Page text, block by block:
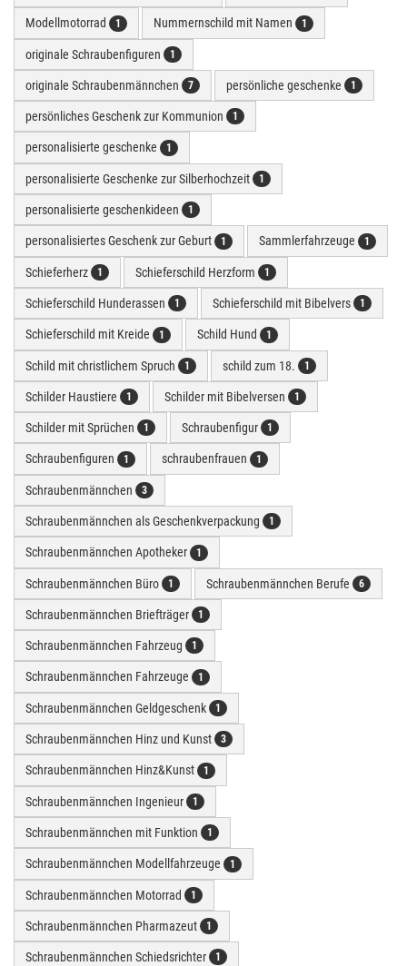
Modellmotorrad 1 Nummernschild mit Namen 1
originale Schraubenfiguren 1
originale Schraubenmännchen 7 persönliche geschenke 1
persönliches Geschenk zur Kommunion 1
personalisierte geschenke 1
personalisierte Geschenke zur Silberhochzeit 1
personalisierte geschenkideen 1
personalisiertes Geschenk zur Geburt 1 Sammlerfahrzeuge 1
Schieferherz 1 Schieferschild Herzform 1
Schieferschild Hunderassen 1 Schieferschild mit Bibelvers 1
Schieferschild mit Kreide 1 Schild Hund 1
Schild mit christlichem Spruch 1 schild zum 18. 1
Schilder Haustiere 1 Schilder mit Bibelversen 1
Schilder mit Sprüchen 1 Schraubenfigur 1
Schraubenfiguren 1 schraubenfrauen 1
Schraubenmännchen 3
Schraubenmännchen als Geschenkverpackung 1
Schraubenmännchen Apotheker 1
Schraubenmännchen Büro 1 Schraubenmännchen Berufe 6
Schraubenmännchen Briefträger 1
Schraubenmännchen Fahrzeug 1
Schraubenmännchen Fahrzeuge 1
Schraubenmännchen Geldgeschenk 1
Schraubenmännchen Hinz und Kunst 3
Schraubenmännchen Hinz&Kunst 1
Schraubenmännchen Ingenieur 1
Schraubenmännchen mit Funktion 1
Schraubenmännchen Modellfahrzeuge 1
Schraubenmännchen Motorrad 1
Schraubenmännchen Pharmazeut 1
Schraubenmännchen Schiedsrichter 1